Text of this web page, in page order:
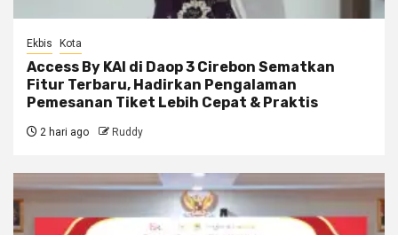
Ekbis Kota
Access By KAI di Daop 3 Cirebon Sematkan
Fitur Terbaru, Hadirkan Pengalaman
Pemesanan Tiket Lebih Cepat & Praktis
2 hari ago Ruddy